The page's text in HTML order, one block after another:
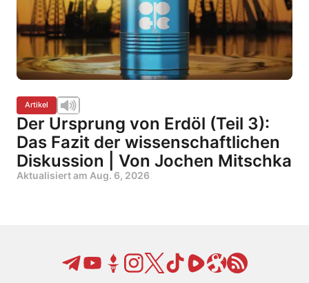
Artikel
Der Ursprung von Erdöl (Teil 3):
Das Fazit der wissenschaftlichen
Diskussion | Von Jochen Mitschka
Aktualisiert am Aug. 6, 2026